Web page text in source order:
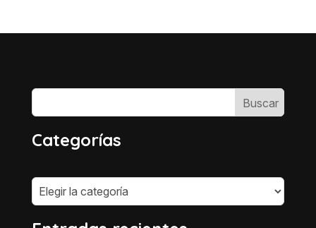
Categorías
Categorías